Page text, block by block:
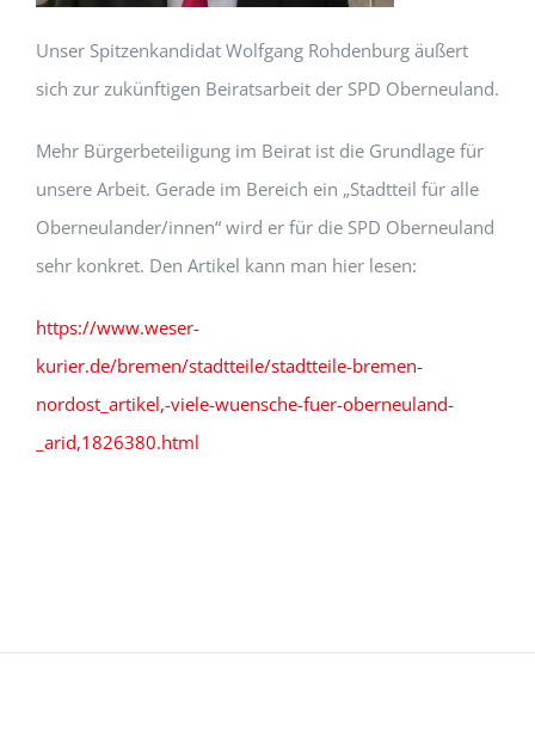
Unser Spitzenkandidat Wolfgang Rohdenburg äußert
sich zur zukünftigen Beiratsarbeit der SPD Oberneuland.
Mehr Bürgerbeteiligung im Beirat ist die Grundlage für
unsere Arbeit. Gerade im Bereich ein „Stadtteil für alle
Oberneulander/innen“ wird er für die SPD Oberneuland
sehr konkret. Den Artikel kann man hier lesen:
https://www.weser-
kurier.de/bremen/stadtteile/stadtteile-bremen-
nordost_artikel,-viele-wuensche-fuer-oberneuland-
_arid,1826380.html